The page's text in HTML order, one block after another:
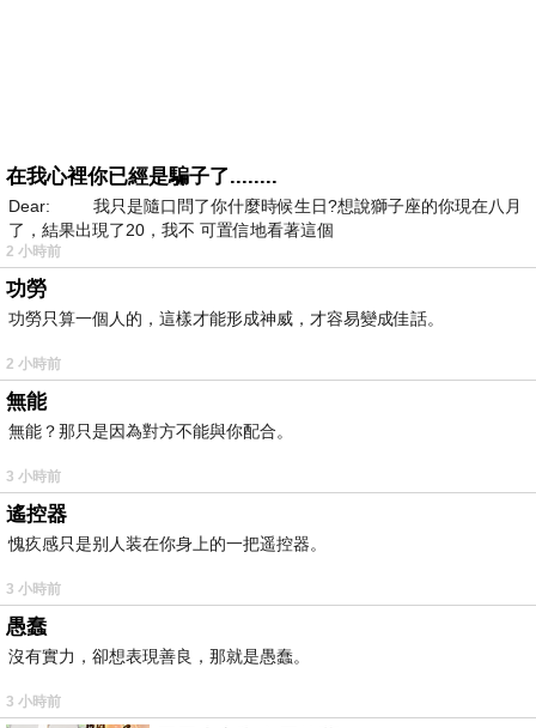
在我心裡你已經是騙子了........
Dear: 我只是隨口問了你什麼時候生日?想說獅子座的你現在八月
了，結果出現了20，我不 可置信地看著這個
2 小時前
功勞
功勞只算一個人的，這樣才能形成神威，才容易變成佳話。
2 小時前
無能
無能？那只是因為對方不能與你配合。
3 小時前
遙控器
愧疚感只是别人装在你身上的一把遥控器。
3 小時前
愚蠢
沒有實力，卻想表現善良，那就是愚蠢。
3 小時前